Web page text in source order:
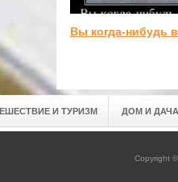
Вы когда-нибудь
И ТУРИЗМ ДОМ И ДАЧА
Copyright